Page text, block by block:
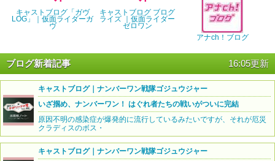
キャストブログ「ガヴ
LOG」｜仮面ライダーガ
ヴ
キャストブログ ブログ
ライズ ｜仮面ライダー
ゼロワン
アナch！ブログ
ブログ新着記事 16:05更新
キャストブログ｜ナンバーワン戦隊ゴジュウジャー
いざ掴め、ナンバーワン！ はぐれ者たちの戦いがついに完結
原因不明の感染症が爆発的に流行しているみたいですが、それが厄災
クラディスのボス・
キャストブログ｜ナンバーワン戦隊ゴジュウジャー